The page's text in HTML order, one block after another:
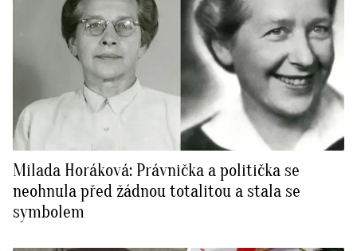
Milada Horáková: Právnička a politička se
neohnula před žádnou totalitou a stala se
symbolem